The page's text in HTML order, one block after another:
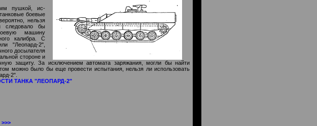
мм пушкой, ис­
боевые
нельзя
следовало бы
машину
калибра. С
"Леопард-2",
досылателя
стороне и
защиту. За исключением автомата за­ряжания, могли бы найти
можно было бы еще провести испытания, нельзя ли ис­пользовать
2".
ТАНКА "ЛЕОПАРД-2"